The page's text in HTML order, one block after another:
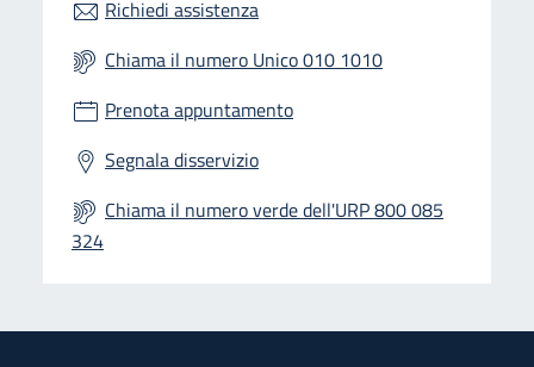
Richiedi assistenza
Chiama il numero Unico 010 1010
Prenota appuntamento
Segnala disservizio
Chiama il numero verde dell'URP 800 085
324